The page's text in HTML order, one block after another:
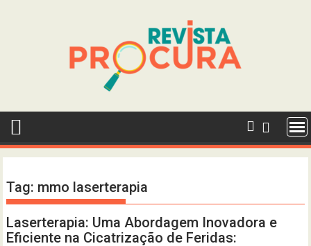
Tag: mmo laserterapia
Laserterapia: Uma Abordagem Inovadora e
Eficiente na Cicatrização de Feridas: